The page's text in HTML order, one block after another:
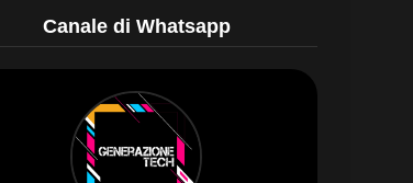
Canale di Whatsapp